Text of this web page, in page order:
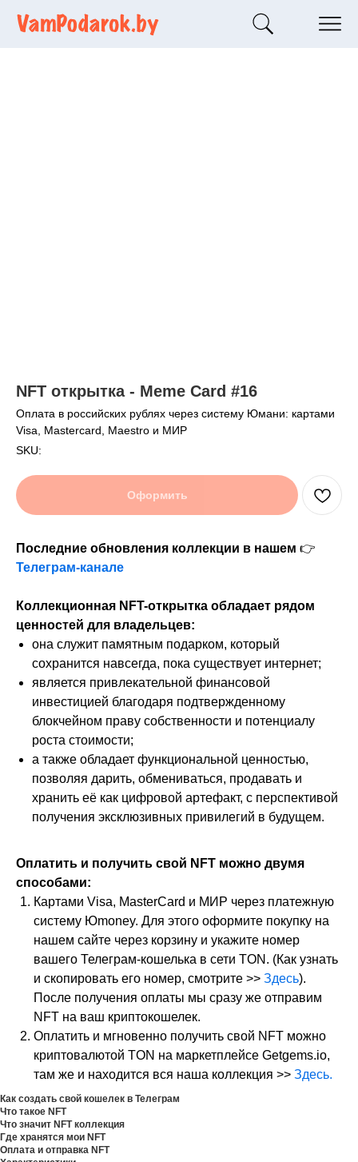
NFT открытка - Meme Card #16
Оплата в российских рублях через систему Юмани: картами
Visa, Mastercard, Maestro и МИР
SKU:
Оформить
Последние обновления коллекции в нашем 👉
Телеграм-канале
Коллекционная NFT-открытка обладает рядом
ценностей для владельцев:
она служит памятным подарком, который
сохранится навсегда, пока существует интернет;
является привлекательной финансовой
инвестицией благодаря подтвержденному
блокчейном праву собственности и потенциалу
роста стоимости;
а также обладает функциональной ценностью,
позволяя дарить, обмениваться, продавать и
хранить её как цифровой артефакт, с перспективой
получения эксклюзивных привилегий в будущем.
Оплатить и получить свой NFT можно двумя
способами:
Картами Visa, MasterCard и МИР через платежную
систему Юmoney. Для этого оформите покупку на
нашем сайте через корзину и укажите номер
вашего Телеграм-кошелька в сети TON. (Как узнать
и скопировать его номер, смотрите >> Здесь).
После получения оплаты мы сразу же отправим
NFT на ваш криптокошелек.
Оплатить и мгновенно получить свой NFT можно
криптовалютой TON на маркетплейсе Getgems.io,
там же и находится вся наша коллекция >> Здесь.
Как создать свой кошелек в Телеграм
Что такое NFT
Что значит NFT коллекция
Где хранятся мои NFT
Оплата и отправка NFT